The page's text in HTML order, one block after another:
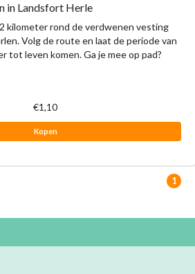
in Landsfort Herle
kilometer rond de verdwenen vesting
Volg de route en laat de periode van
tot leven komen. Ga je mee op pad?
€1,10
Kopen
1